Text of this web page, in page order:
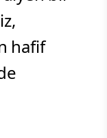
hafif